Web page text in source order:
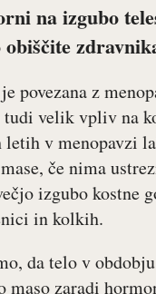
na izgubo
obiščite
je povezana z
tudi velik vpliv na
v menopavzi
če nima
izgubo kostne
in kolkih.
da telo v
maso zaradi